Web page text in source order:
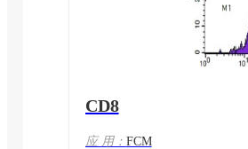
CD8
应 用： FCM